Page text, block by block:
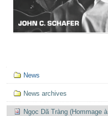
Mục
định
hướng
News
News archives
Ngọc Dã Tràng (Hommage à